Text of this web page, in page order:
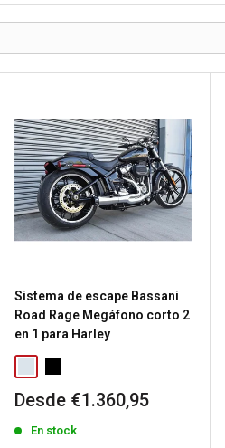
Sistema de escape Bassani
Road Rage Megáfono corto 2
en 1 para Harley
Precio
venta
Desde €1.360,95
En stock